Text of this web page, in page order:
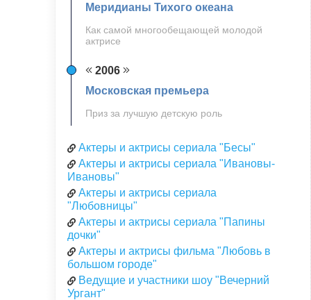
Меридианы Тихого океана
Как самой многообещающей молодой
актрисе
2006
Московская премьера
Приз за лучшую детскую роль
Актеры и актрисы сериала "Бесы"
Актеры и актрисы сериала "Ивановы-
Ивановы"
Актеры и актрисы сериала
"Любовницы"
Актеры и актрисы сериала "Папины
дочки"
Актеры и актрисы фильма "Любовь в
большом городе"
Ведущие и участники шоу "Вечерний
Ургант"